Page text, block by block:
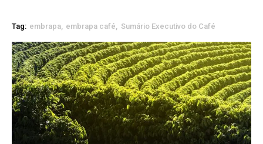
Tag: embrapa embrapa café Sumário Executivo do Café